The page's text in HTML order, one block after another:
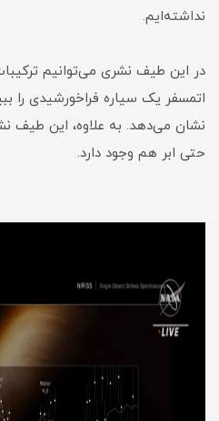
نداشته‌ایم.
در این طیف نشری می‌توانیم
اتمسفر یک سیاره فراخورشیدی را
نشان می‌دهد. به علاوه، این طیف
حتی ابر هم وجود دارد.